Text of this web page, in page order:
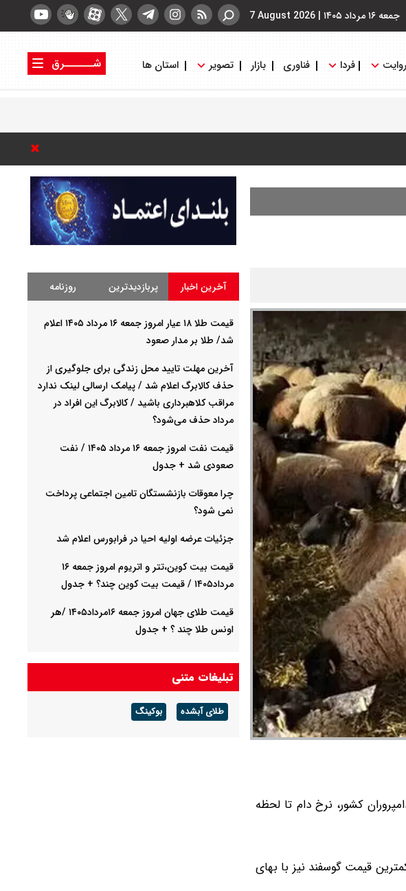
جمعه ۱۶ مرداد ۱۴۰۵ |
7 August 2026
روایت فردا فناوری بازار تصویر استان ها
شــــــرق
صنعت دامپروران کشور، نرخ دام تا لحظه
تومان قیمت دارد. همچنین کمترین قیمت گوسفند نیز با بهای
آخرین اخبار پربازدیدترین روزنامه
قیمت طلا ۱۸ عیار امروز جمعه ۱۶ مرداد ۱۴۰۵ اعلام
شد/ طلا بر مدار صعود
آخرین مهلت تایید محل زندگی برای جلوگیری از
حذف کالابرگ اعلام شد / پیامک ارسالی لینک ندارد
مراقب کلاهبرداری باشید / کالابرگ این افراد در
مرداد حذف می‌شود؟
قیمت نفت امروز جمعه ۱۶ مرداد ۱۴۰۵ / نفت
صعودی شد + جدول
چرا معوقات بازنشستگان تامین اجتماعی پرداخت
نمی شود؟
جزئیات عرضه اولیه احیا در فرابورس اعلام شد
قیمت بیت کوین،تتر و اتریوم امروز جمعه ۱۶
مرداد۱۴۰۵ / قیمت بیت کوین چند؟ + جدول
قیمت طلای جهان امروز جمعه ۱۶مرداد۱۴۰۵ /هر
اونس طلا چند ؟ + جدول
قیمت چانگان چند؟ + جدول
۱۴۰۵ / قیمت پژو۲۰۷ چند؟+ جدول
تبلیغات متنی
طلای آبشده بوکینگ